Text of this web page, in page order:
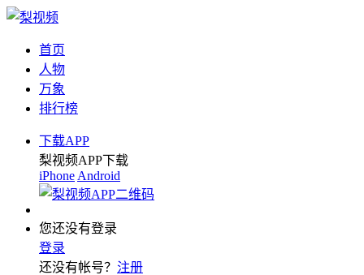
首页
人物
万象
排行榜
下载APP
梨视频APP下载
iPhone Android
您还没有登录
登录
还没有帐号？ 注册